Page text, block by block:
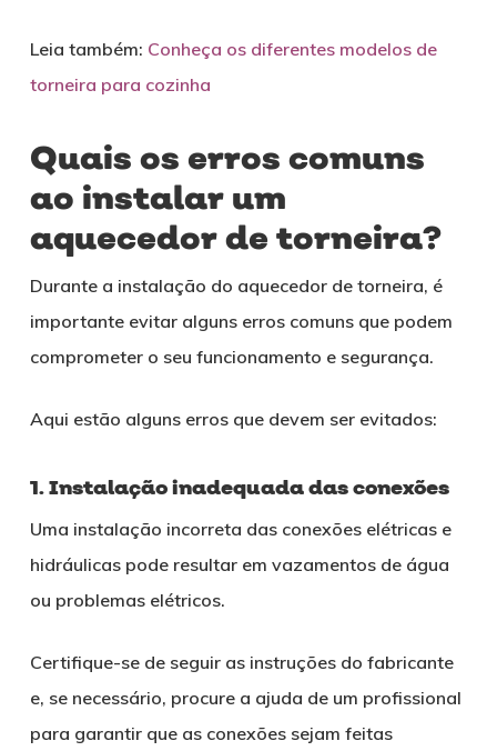
Leia também: Conheça os diferentes modelos de
torneira para cozinha
Quais os erros comuns
ao instalar um
aquecedor de torneira?
Durante a instalação do aquecedor de torneira, é
importante evitar alguns erros comuns que podem
comprometer o seu funcionamento e segurança.
Aqui estão alguns erros que devem ser evitados:
1. Instalação inadequada das conexões
Uma instalação incorreta das conexões elétricas e
hidráulicas pode resultar em vazamentos de água
ou problemas elétricos.
Certifique-se de seguir as instruções do fabricante
e, se necessário, procure a ajuda de um profissional
para garantir que as conexões sejam feitas